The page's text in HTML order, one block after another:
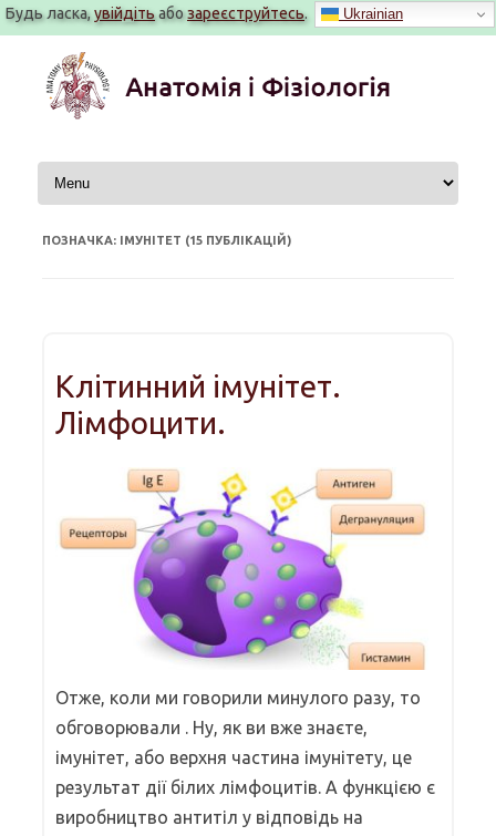
Будь ласка,увійдітьабозареєструйтесь.
вмісту
ПОЗНАЧКА: ІМУНІТЕТ (15 ПУБЛІКАЦІЙ)
Клітинний імунітет.
Лімфоцити.
Отже, коли ми говорили минулого разу, то
обговорювали . Ну, як ви вже знаєте,
імунітет, або верхня частина імунітету, це
результат дії білих лімфоцитів. А функцією є
виробництво антитіл у відповідь на
Ukrainian